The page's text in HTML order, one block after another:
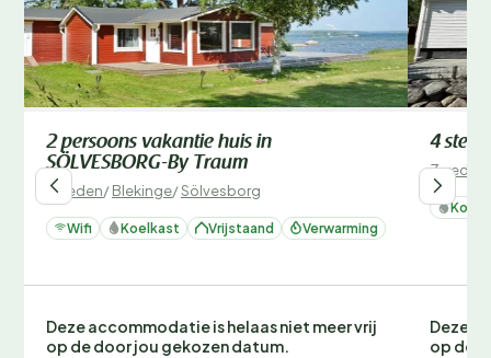
2 persoons vakantie huis in
SÖLVESBORG-By Traum
Zweden/Blekinge/Sölvesborg
Wifi Koelkast Vrijstaand Verwarming
Deze accommodatie is helaas niet meer vrij
op de door jou gekozen datum.
4
Zweden
Deze
op de